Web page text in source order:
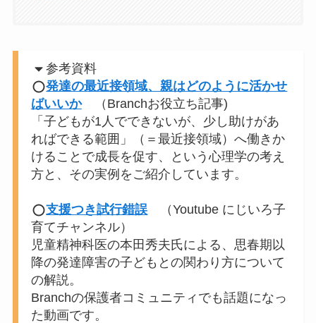
参考資料
発達の最近接領域、親はどのように活かせ
ばいいか（Branchお役立ち記事)
「子どもが1人でできないが、少し助けがあ
ればできる範囲」（＝最近接領域）へ働きか
けることで成長を促す、という心理学の考え
方と、その実例をご紹介しています。
支援つき試行錯誤 （Youtube にじいろ子
育てチャンネル）
児童精神科医の本田秀夫氏による、思春期以
降の発達障害の子どもとの関わり方について
の解説。
Branchの保護者コミュニティでも話題になっ
た動画です。